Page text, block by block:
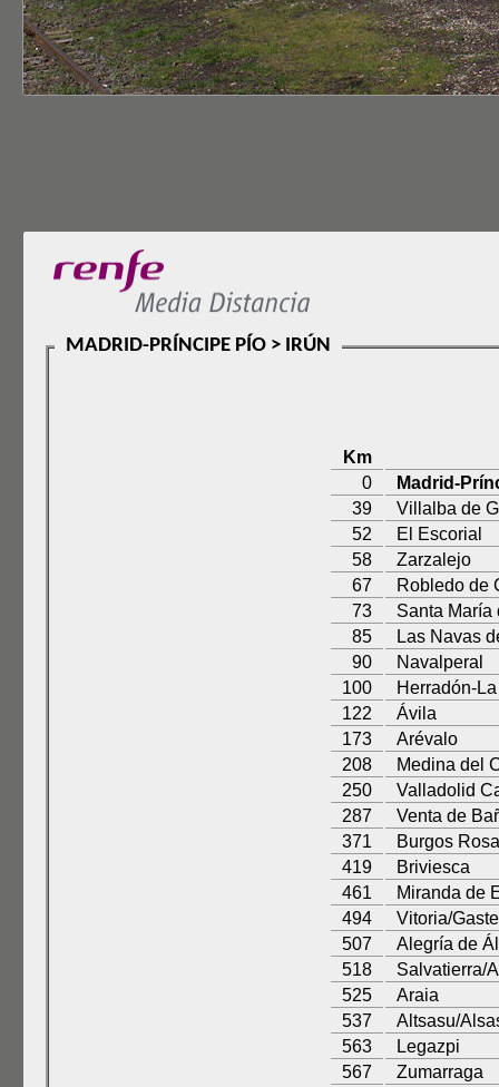
MADRID-PRÍNCIPE PÍO > IRÚN
Km
0
Madrid-
39
Villalba de
52
El Escorial
58
Zarzalejo
67
Robledo de
73
Santa María
85
Las Navas
90
Navalperal
100
Herradón-
122
Ávila
173
Arévalo
208
Medina del
250
Valladolid
287
Venta de
371
Burgos
419
Briviesca
461
Miranda de
494
Vitoria/
507
Alegría de
518
Salvatierra/
525
Araia
537
Altsasu/
563
Legazpi
567
Zumarraga